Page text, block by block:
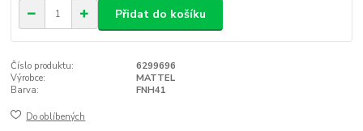
Přidat do košíku
Číslo produktu:
6299696
Výrobce:
MATTEL
Barva:
FNH41
Do oblíbených